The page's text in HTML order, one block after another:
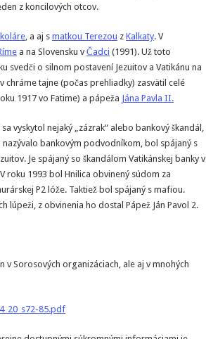
z koncilových otcov.
, a aj s matkou Terezou z Kalkaty. V
a na Slovensku v Čadci (1991). Už toto
svedči o silnom postavení Jezuitov a Vatikánu na
v chráme tajne (počas prehliadky) zasvätil celé
1917 vo Fatime) a pápeža Jána Pavla II.
vyskytol nejaký „zázrak“ alebo bankový škandál,
bankovým podvodníkom, bol spájaný s
Je spájaný so škandálom Vatikánskej banky v
roku 1993 bol Hnilica obvinený súdom za
P2 lóže. Taktiež bol spájaný s mafiou.
lúpeži, z obvinenia ho dostal Pápež Ján Pavol 2.
Sorosových organizáciach, ale aj v mnohých
85.pdf